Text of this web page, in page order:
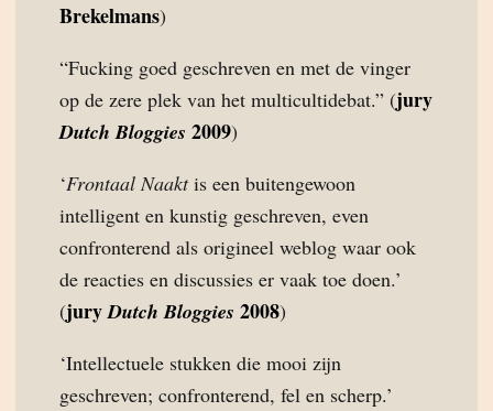
Brekelmans)
“Fucking goed geschreven en met de vinger
op de zere plek van het multicultidebat.” (jury
Dutch Bloggies 2009)
‘Frontaal Naaktis een buitengewoon
intelligent en kunstig geschreven, even
confronterend als origineel weblog waar ook
de reacties en discussies er vaak toe doen.’
(juryDutch Bloggies 2008)
‘Intellectuele stukken die mooi zijn
geschreven; confronterend, fel en scherp.’